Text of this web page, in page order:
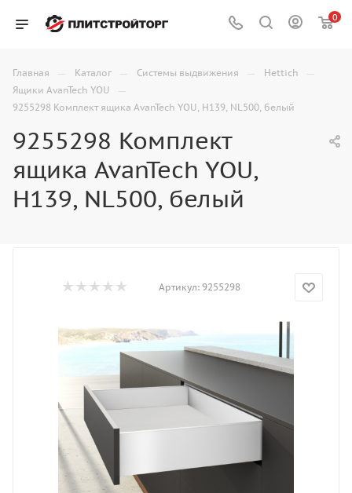
0
Главная — Каталог — Системы выдвижения — Hettich —
Ящики AvanTech YOU —
9255298 Комплект ящика AvanTech YOU, Н139, NL500, белый
9255298 Комплект
ящика AvanTech YOU,
Н139, NL500, белый
Артикул: 9255298